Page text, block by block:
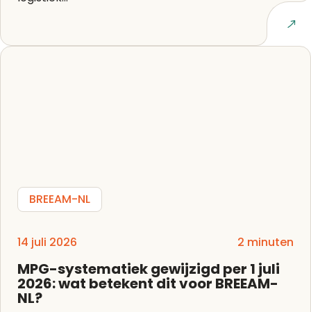
Lees artikel
BREEAM-NL
14 juli 2026 2 minuten
MPG-systematiek gewijzigd per 1 juli
2026: wat betekent dit voor BREEAM-
NL?